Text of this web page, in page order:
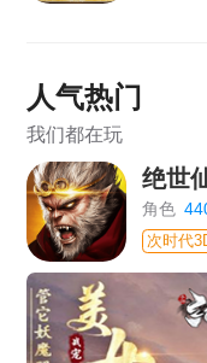
人气热门
我们都在玩
绝世
角色